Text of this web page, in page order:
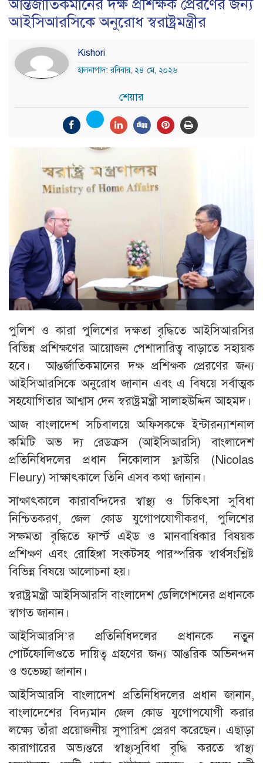
আন্তর্জাতিকমানের দক্ষ প্রশিক্ষক প্রেরণের জন্য
আইসিআরসিকে অনুরোধ স্বরাষ্ট্রমন্ত্রীর
Kishori
হালনাগাদ: রবিবার, ২৪ মে, ২০২৬
শেয়ার
পুলিশ ও কারা পুলিশের দক্ষতা বৃদ্ধিতে আইসিআরসির
বিভিন্ন প্রশিক্ষণের আয়োজন পেশাদারিত্ব বাড়াতে সহায়ক
হবে। আন্তর্জাতিকমানের দক্ষ প্রশিক্ষক প্রেরণের জন্য
আইসিআরসিকে অনুরোধ জানান এবং এ বিষয়ে সর্বাত্মক
সহযোগিতার আশ্বাস দেন স্বরাষ্ট্রমন্ত্রী সালাহউদ্দিন আহমদ।
আজ বাংলাদেশ সচিবালয়ে অফিসকক্ষে ইন্টারন্যাশনাল
কমিটি অভ দ্য রেডক্রস (আইসিআরসি) বাংলাদেশ
প্রতিনিধিদলের প্রধান নিকোলাস ফ্লাউরি (Nicolas
Fleury) সাক্ষাৎকালে তিনি এসব কথা জানান।
সাক্ষাৎকালে কারাবন্দিদের স্বাস্থ্য ও চিকিৎসা সুবিধা
নিশ্চিতকরণ, জেল কোড যুগোপযোগীকরণ, পুলিশের
সক্ষমতা বৃদ্ধিতে ফার্স্ট এইড ও মানবাধিকার বিষয়ক
প্রশিক্ষণ এবং রোহিঙ্গা সংকটসহ পারস্পরিক স্বার্থসংশ্লিষ্ট
বিভিন্ন বিষয়ে আলোচনা হয়।
স্বরাষ্ট্রমন্ত্রী আইসিআরসি বাংলাদেশ ডেলিগেশনের প্রধানকে
স্বাগত জানান।
আইসিআরসি’র প্রতিনিধিদলের প্রধানকে নতুন
পোর্টফোলিওতে দায়িত্ব গ্রহণের জন্য আন্তরিক অভিনন্দন
ও শুভেচ্ছা জানান।
আইসিআরসি বাংলাদেশ প্রতিনিধিদলের প্রধান জানান,
বাংলাদেশের বিদ্যমান জেল কোড যুগোপযোগী করার
লক্ষ্যে তাঁরা প্রয়োজনীয় সুপারিশ প্রেরণ করেছেন। এছাড়া
কারাগারের অভ্যন্তরে স্বাস্থ্যসুবিধা বৃদ্ধি করতে স্বাস্থ্য